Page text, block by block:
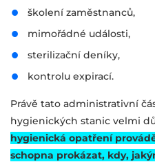
školení zaměstnanců,
mimořádné události,
sterilizační deníky,
kontrolu expirací.
Právě tato administrativní
hygienických stanic velmi
hygienická opatření
schopna prokázat, kdy,